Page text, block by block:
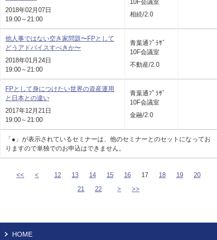
「●」が表示されているセミナーは、他のセミナーとのセットになってお
りますので単独でのお申込はできません。
2018年02月07日
19:00～21:00
10F会議室
相続/2.0
他人事ではない空き家問題〜FPとして
どうアドバイスすべきか〜
2018年01月24日
19:00～21:00
青葉通ﾌﾟﾗｻﾞ
10F会議室
不動産/2.0
FPとして身につけたい世界の資産運用
と日本との違い
2017年12月21日
19:00～21:00
青葉通ﾌﾟﾗｻﾞ
10F会議室
金融/2.0
<< < 12 13 14 15 16 17 18 19
20
21
22 > >>
HOME